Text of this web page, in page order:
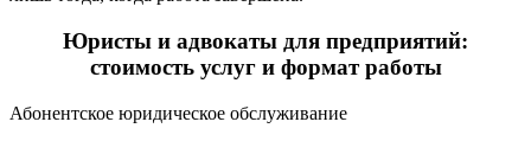
Юристы и адвокаты для предприятий:
стоимость услуг и формат работы
Абонентское юридическое обслуживание